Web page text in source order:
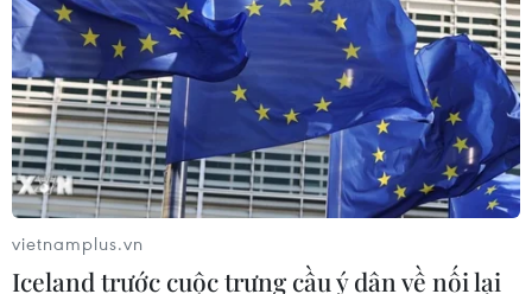
29/07/2026 05:17
Johnson & Johnson chi 5,5 tỷ USD
dàn xếp vụ kiện phấn rôm gây ung
thư
vietnamplus.vn
Iceland trước cuộc trưng cầu ý dân về nối lại